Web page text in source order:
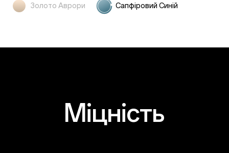
Золото Аврори Сапфіровий Синій
Міцність